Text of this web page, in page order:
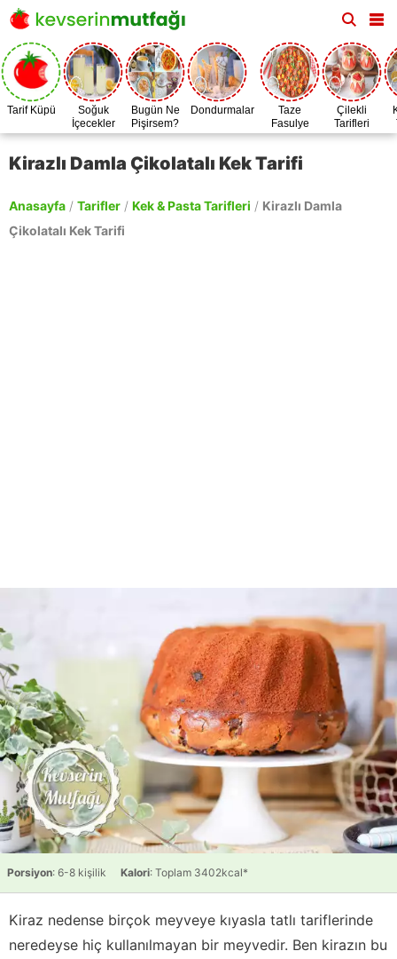
Tarif Küpü
Soğuk
İçecekler
Bugün Ne
Pişirsem?
Dondurmalar
Taze
Fasulye
Zamanı
Çilekli
Tarifleri
Kirazlı Damla Çikolatalı Kek Tarifi
Anasayfa / Tarifler / Kek & Pasta Tarifleri / Kirazlı Damla
Çikolatalı Kek Tarifi
Porsiyon: 6-8 kişilik Kalori: Toplam 3402kcal*
Kiraz nedense birçok meyveye kıyasla tatlı tariflerinde
neredeyse hiç kullanılmayan bir meyvedir. Ben kirazın bu